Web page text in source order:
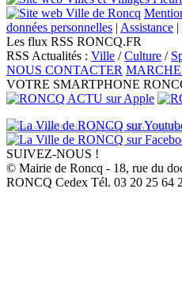
données personnelles | Assistance |
Les flux RSS RONCQ.FR
RSS Actualités : Ville /Culture /
NOUS CONTACTER
VOTRE SMARTPHONE
Réalisation du site: Agence Web Lille
SUIVEZ-NOUS !
© Mairie de Roncq - 18, rue du
RONCQ Cedex Tél. 03 20 25 64